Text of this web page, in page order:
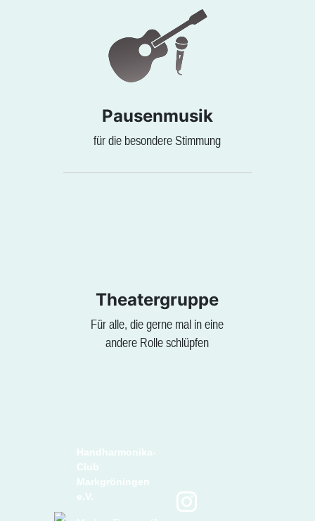
Pausenmusik
für die besondere Stimmung
Theatergruppe
Für alle, die gerne mal in eine
andere Rolle schlüpfen
Handharmonika-
Club
Markgröningen
e.V.